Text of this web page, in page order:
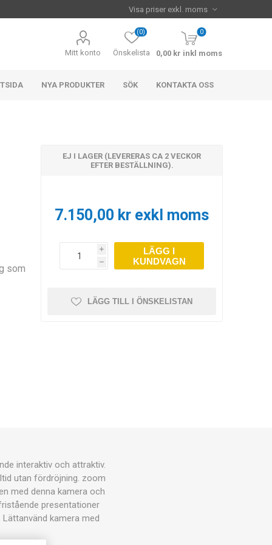
Mitt konto Önskelista
(0) 0
0,00 kr inkl moms
NYA PRODUKTER SÖK KONTAKTA OSS
som
EJ I LAGER (LEVERERAS CA 2 VECKOR
EFTER BESTÄLLNING).
7.150,00 kr exkl moms
i
h
LÄGG I
KUNDVAGN
LÄGG TILL I ÖNSKELISTAN
interaktiv och attraktiv.
utan fördröjning. zoom
med denna kamera och
presentationer
kamera med